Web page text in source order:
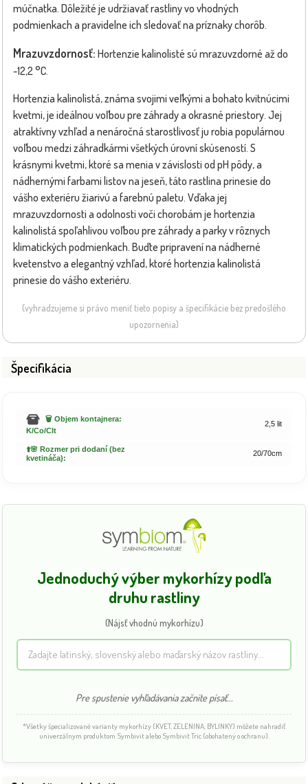
múčnatka. Dôležité je udržiavať rastliny vo vhodných
podmienkach a pravidelne ich sledovať na príznaky chorôb.
Mrazuvzdornosť: Hortenzie kalinolisté sú mrazuvzdorné až do
-12,2 °C.
Hortenzia kalinolistá, známa svojimi veľkými a bohato kvitnúcimi
kvetmi, je ideálnou voľbou pre záhrady a okrasné priestory. Jej
atraktívny vzhľad a nenáročná starostlivosť ju robia populárnou
voľbou medzi záhradkármi všetkých úrovní skúseností. S
krásnymi kvetmi, ktoré sa menia v závislosti od pH pôdy, a
nádhernými farbami listov na jeseň, táto rastlina prinesie do
vášho exteriéru žiarivú a farebnú paletu. Vďaka jej
mrazuvzdornosti a odolnosti voči chorobám je hortenzia
kalinolistá spoľahlivou voľbou pre záhrady a parky v rôznych
klimatických podmienkach. Buďte pripravení na nádherné
kvetenstvo a elegantný vzhľad, ktoré hortenzia kalinolistá
prinesie do vášho exteriéru.
(vyhradzujeme si právo meniť tieto popisy a špecifikácie bez predošlého
upozornenia)
Špecifikácia
🗑️ Objem kontajnera:
K/Co/Clt
2,5 lit
⬆️🌸 Rozmer pri dodaní (bez
kvetináča):
20/70cm
Jednoduchý výber mykorhízy podľa
druhu rastliny
(Nájsť vhodnú mykorhízu)
Pre spustenie vyhľadávania začnite písať...
*Všetky špecializované varianty mykorhízy (KVET, ZELENINA, BYLINKY) môžete nahradiť
univerzálnym produktom Symbivit alebo Symbivit Tric (obohatený o ochranu).